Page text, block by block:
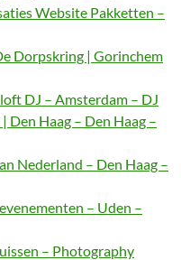
Website Pakketten –
Dorpskring | Gorinchem
DJ – Amsterdam – DJ
Den Haag – Den Haag –
Nederland – Den Haag –
– Uden –
– Photography